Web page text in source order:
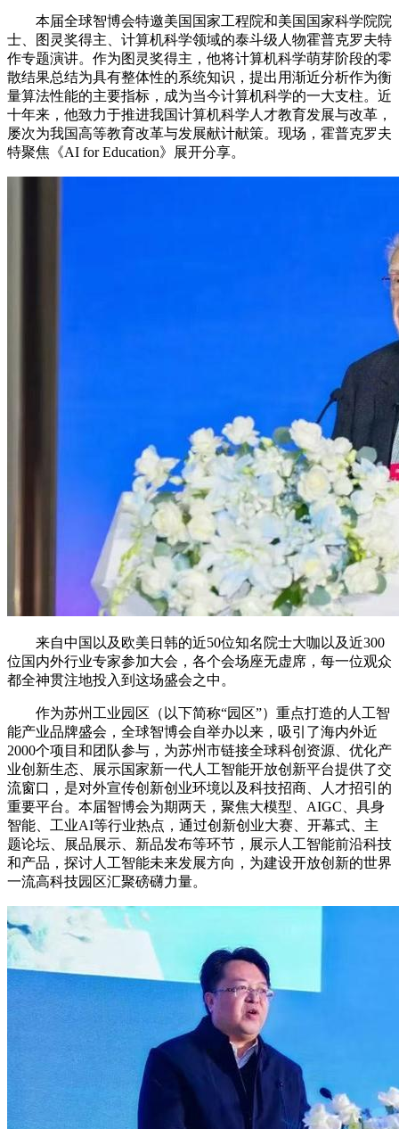
本届全球智博会特邀美国国家工程院和美国国家科学院院
士、图灵奖得主、计算机科学领域的泰斗级人物霍普克罗夫特
作专题演讲。作为图灵奖得主，他将计算机科学萌芽阶段的零
散结果总结为具有整体性的系统知识，提出用渐近分析作为衡
量算法性能的主要指标，成为当今计算机科学的一大支柱。近
十年来，他致力于推进我国计算机科学人才教育发展与改革，
屡次为我国高等教育改革与发展献计献策。现场，霍普克罗夫
特聚焦《AI for Education》展开分享。
来自中国以及欧美日韩的近50位知名院士大咖以及近300
位国内外行业专家参加大会，各个会场座无虚席，每一位观众
都全神贯注地投入到这场盛会之中。
作为苏州工业园区（以下简称“园区”）重点打造的人工智
能产业品牌盛会，全球智博会自举办以来，吸引了海内外近
2000个项目和团队参与，为苏州市链接全球科创资源、优化产
业创新生态、展示国家新一代人工智能开放创新平台提供了交
流窗口，是对外宣传创新创业环境以及科技招商、人才招引的
重要平台。本届智博会为期两天，聚焦大模型、AIGC、具身
智能、工业AI等行业热点，通过创新创业大赛、开幕式、主
题论坛、展品展示、新品发布等环节，展示人工智能前沿科技
和产品，探讨人工智能未来发展方向，为建设开放创新的世界
一流高科技园区汇聚磅礴力量。